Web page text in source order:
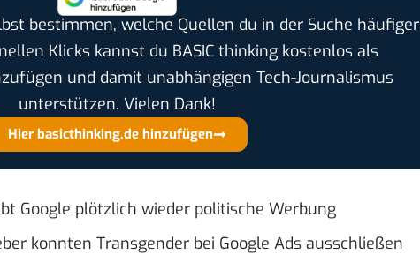
bestimmen, welche Quellen du in der Suche häufiger
Klicks kannst du BASIC thinking kostenlos als
und damit unabhängigen Tech-Journalismus
unterstützen. Vielen Dank!
Hier basicthinking.de hinzufügen
Google plötzlich wieder politische Werbung
konnten Transgender bei Google Ads ausschließen